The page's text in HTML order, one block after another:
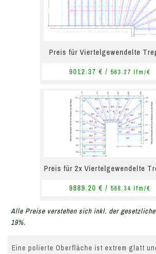
Preis für Viertelgewendelte
9012.37 € / 563.27 lfm/€
Preis für 2x Viertelgewendelte
9889.20 € / 568.34 lfm/€
Alle Preise verstehen sich inkl. der
19%.
Eine polierte Oberfläche ist extrem glatt